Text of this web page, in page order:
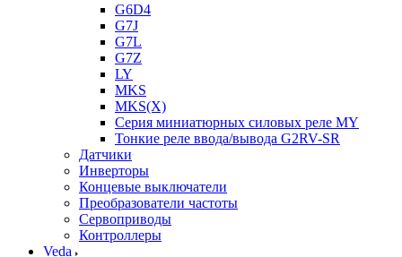
G6D4
G7J
G7L
G7Z
LY
MKS
MKS(X)
Серия миниатюрных силовых реле MY
Тонкие реле ввода/вывода G2RV-SR
Датчики
Инверторы
Концевые выключатели
Преобразователи частоты
Сервоприводы
Контроллеры
Veda